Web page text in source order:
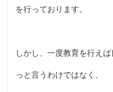
を行っております。
しかし、一度教育を行えば
っと言うわけではなく、